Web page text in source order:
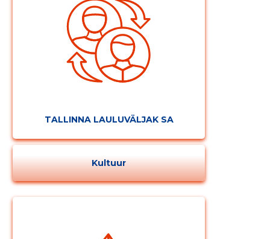
TALLINNA LAULUVÄLJAK SA
Kultuur